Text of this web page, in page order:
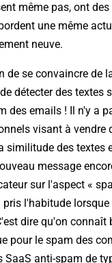
même pas, ont
une même
neuve.
de se convaincre de
détecter des textes
des emails ! Il n'y a
visant à vendre
similitude des textes
message
sur l'aspect «
pris l'habitude
dire qu'on connaît
pour le spam des
SaaS anti-spam de